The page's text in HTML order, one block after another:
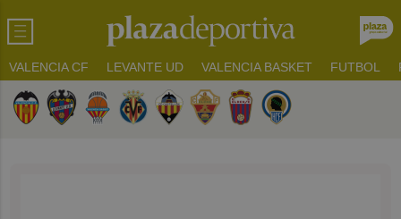
VALENCIA CF LEVANTE UD VALENCIA BASKET FUTBOL